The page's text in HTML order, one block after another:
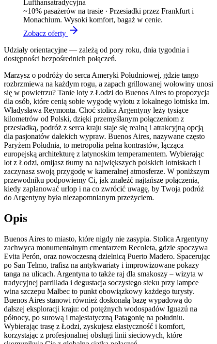
Lufthansatradycyjna
~10% pasażerów na trasie · Przesiadki przez Frankfurt i
Monachium. Wysoki komfort, bagaż w cenie.
Zobacz oferty
Udziały orientacyjne — zależą od pory roku, dnia tygodnia i
dostępności bezpośrednich połączeń.
Marzysz o podróży do serca Ameryki Południowej, gdzie tango
rozbrzmiewa na każdym rogu, a zapach grillowanej wołowiny unosi
się w powietrzu? Tanie loty z Łodzi do Buenos Aires to propozycja
dla osób, które cenią sobie wygodę wylotu z lokalnego lotniska im.
Władysława Reymonta. Choć stolica Argentyny leży tysiące
kilometrów od Polski, dzięki przemyślanym połączeniom z
przesiadką, podróż z serca kraju staje się realną i atrakcyjną opcją
dla pasjonatów dalekich wypraw. Buenos Aires, nazywane często
Paryżem Południa, to metropolia pełna kontrastów, łącząca
europejską architekturę z latynoskim temperamentem. Wybierając
lot z Łodzi, omijasz tłumy na największych polskich lotniskach i
zaczynasz swoją przygodę w kameralnej atmosferze. W poniższym
przewodniku podpowiemy Ci, jak znaleźć najtańsze połączenia,
kiedy zaplanować urlop i na co zwrócić uwagę, by Twoja podróż
do Argentyny była niezapomnianym przeżyciem.
Opis
Buenos Aires to miasto, które nigdy nie zasypia. Stolica Argentyny
zachwyca monumentalnym cmentarzem Recoleta, gdzie spoczywa
Evita Perón, oraz nowoczesną dzielnicą Puerto Madero. Spacerując
po San Telmo, trafisz na antykwariaty i improwizowane pokazy
tanga na ulicach. Argentyna to także raj dla smakoszy – wizyta w
tradycyjnej parrillada i degustacja soczystego steku przy lampce
wina szczepu Malbec to punkt obowiązkowy każdego turysty.
Buenos Aires stanowi również doskonałą bazę wypadową do
dalszej eksploracji kraju: od potężnych wodospadów Iguazú na
północy, po surową i majestatyczną Patagonię na południu.
Wybierając trasę z Łodzi, zyskujesz elastyczność i komfort,
korzystając z profesjonalnej obsługi linii sieciowych, które